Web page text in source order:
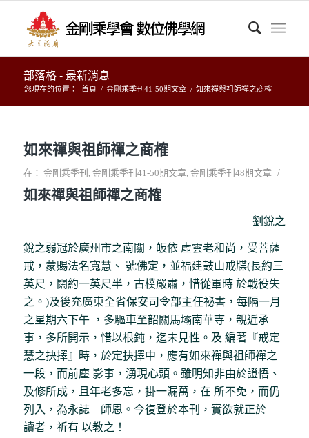
部落格 - 最新消息
您現在的位置： 首頁 / 金剛乘季刊41-50期文章 / 如來禪與祖師禪之商榷
如來禪與祖師禪之商榷
在： 金剛乘季刊 , 金剛乘季刊41-50期文章, 金剛乘季刊48期文章 /
如來禪與祖師禪之商榷
劉銳之
銳之弱冠於廣州市之南關，皈依 虛雲老和尚，受菩薩
戒，蒙賜法名寬慧、 號佛定，並福建鼓山戒牒(長約三
英尺，闊約一英尺半，古樸嚴肅，惜從軍時 於戰役失
之。)及後充廣東全省保安司令部主任祕書，每隔一月
之星期六下午 ，多驅車至韶關馬壩南華寺，親近承
事，多所開示，惜以根鈍，迄未見性。及 編著『戒定
慧之抉擇』時，於定抉擇中，應有如來禪與祖師禪之
一段，而前塵 影事，湧現心頭。雖明知非由於證悟、
及修所成，且年老多忘，掛一漏萬，在 所不免，而仍
列入，為永誌 師恩。今復登於本刊，實欲就正於
讀者，祈有 以教之！